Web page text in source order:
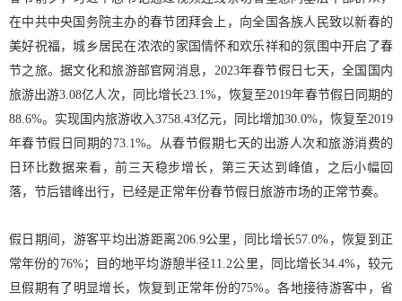
在中共中央国务院主办的春节团拜会上，向全国各族人民致以新春的
美好祝福，城乡居民在浓浓的家国情怀和欢乐祥和的氛围中开启了春
节之旅。据文化和旅游部官网消息，2023年春节假日七天，全国国内
旅游出游3.08亿人次，同比增长23.1%，恢复至2019年春节假日同期的
88.6%。实现国内旅游收入3758.43亿元，同比增加30.0%，恢复至2019
年春节假日同期的73.1%。从春节假期七天的出游人次和旅游消费的
日环比数据来看，前三天稳步增长，第三天达到峰值，之后小幅回
落，节后错峰出行，已经是正常年份春节假日旅游市场的正常节奏。
假日期间，游客平均出游距离206.9公里，同比增长57.0%，恢复到正
常年份的76%；目的地平均游憩半径11.2公里，同比增长34.4%，较元
旦假期有了明显增长，恢复到正常年份的75%。各地接待游客中，省